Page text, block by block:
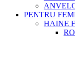
PENTRU
HAINE